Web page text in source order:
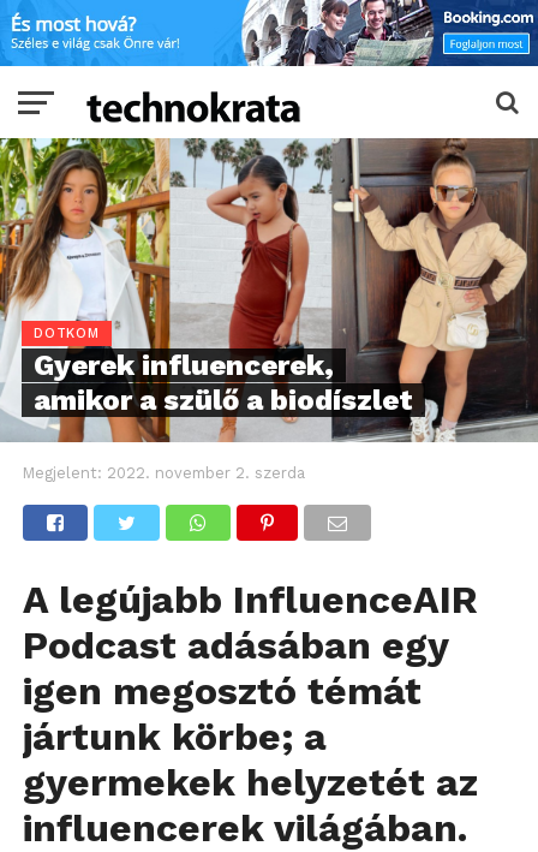
DOTKOM
Gyerek influencerek,
amikor a szülő a biodíszlet
Megjelent: 2022. november 2. szerda
A legújabb InfluenceAIR
Podcastadásában egy
igen megosztó témát
jártunk körbe; a
gyermekek helyzetétaz
influencerek világában.